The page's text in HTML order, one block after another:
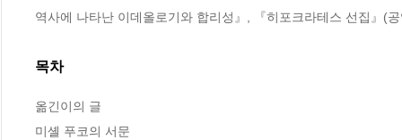
역사에 나타난 이데올로기와 합리성』, 『히포크라테스 선집』(
목차
옮긴이의 글
미셸 푸코의 서문